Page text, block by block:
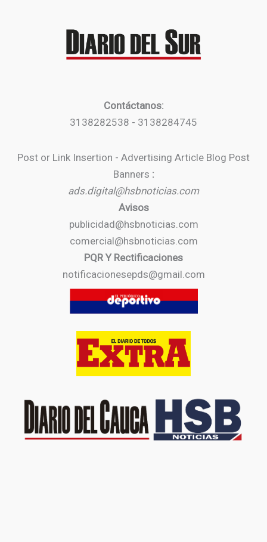
Contáctanos:
3138282538 - 3138284745
Post or Link Insertion - Advertising Article Blog Post
Banners :
ads.digital@hsbnoticias.com
Avisos
publicidad@hsbnoticias.com
comercial@hsbnoticias.com
PQR Y Rectificaciones
notificacionesepds@gmail.com